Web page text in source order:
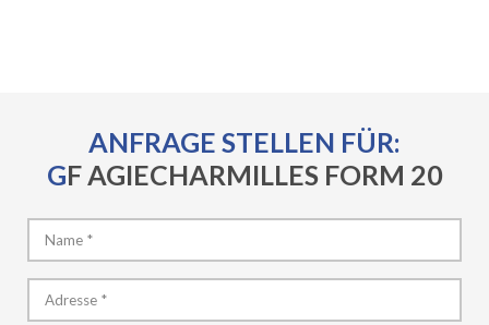
ANFRAGE STELLEN FÜR:
GF AGIECHARMILLES FORM 20